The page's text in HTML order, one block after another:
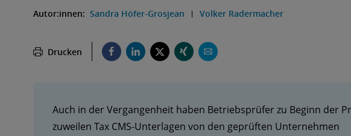
Autor:innen: Sandra Höfer-Grosjean Volker Radermacher
Drucken
Auch in der Vergangenheit haben Betriebsprüfer zu Beginn der
zuweilen Tax CMS-Unterlagen von den geprüften Unternehmen